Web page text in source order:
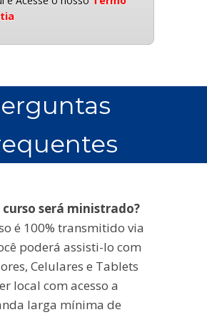
curso será ministrado?
é 100% transmitido via
poderá assisti-lo com
Celulares e Tablets
local com acesso a
larga mínima de